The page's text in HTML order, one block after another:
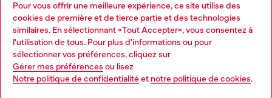
Pour vous offrir une meilleure expérience, ce site utilise des
cookies de première et de tierce partie et des technologies
similaires. En sélectionnant «Tout Accepter», vous consentez à
l'utilisation de tous. Pour plus d'informations ou pour
sélectionner vos préférences, cliquez sur
Gérer mes préférences ou lisez
Notre politique de confidentialitéet notre politique de cookies.
Services omnicanaux
Découvrez tous nos services, en ligne et en magasin.
En savoir plus
Choose your location
You are currently browsing France website, but it seems you
may be based in United States